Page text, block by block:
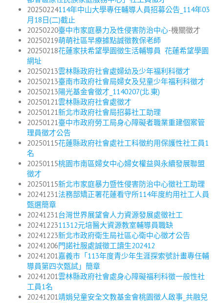
20250224114年中山大學專任輔導人員招募公告_114年03
月18日(二)截止
20250220臺中市家庭暴力及性侵害防治中心-機關徵才
20250219萌萌社區早療據點誠徵教保老師
20250218花蓮家扶希望學園徵生活輔導員 花蓮希望學園
網址
20250213雲林縣政府社會處婦幼及少年福利科徵才
20250213臺南市政府社會局婦女及兒童少年福利科徵才
20250213陽光基金會徵才_1140207(北.東)
20250121雲林縣政府社會處徵才
20250121新北市政府社會局招募社工助理
20250121臺中市政府勞工局身心障礙者職業重建個案管
理員徵才公告
20250115花蓮縣政府社會處社工科徵約用保護性社工員1
名
20250115桃園市南區婦女中心婦女權益與永續發展聯盟
徵才
20250115新北市家庭暴力暨性侵害防治中心徵社工助理
20241231法務部矯正署花蓮看守所114年度約用社工人員
甄選簡章
20241231台灣世界展望會人力資源發展處徵社工
2024122311312元培醫大資源教室輔導員職缺
20241223新北市政府衛生局社區心衛中心徵才公告
20241206門諾社服處誠徵工讀生202412
20241201嘉義市「113年度青少年生涯探索號計畫專任輔
導員第四次甄試」簡章
20241201雲林縣政府社會處身心障礙福利科徵一般性社
工員1名
20241201靖娟兒童安全文教基金會桃園徵人啟事_共融兒